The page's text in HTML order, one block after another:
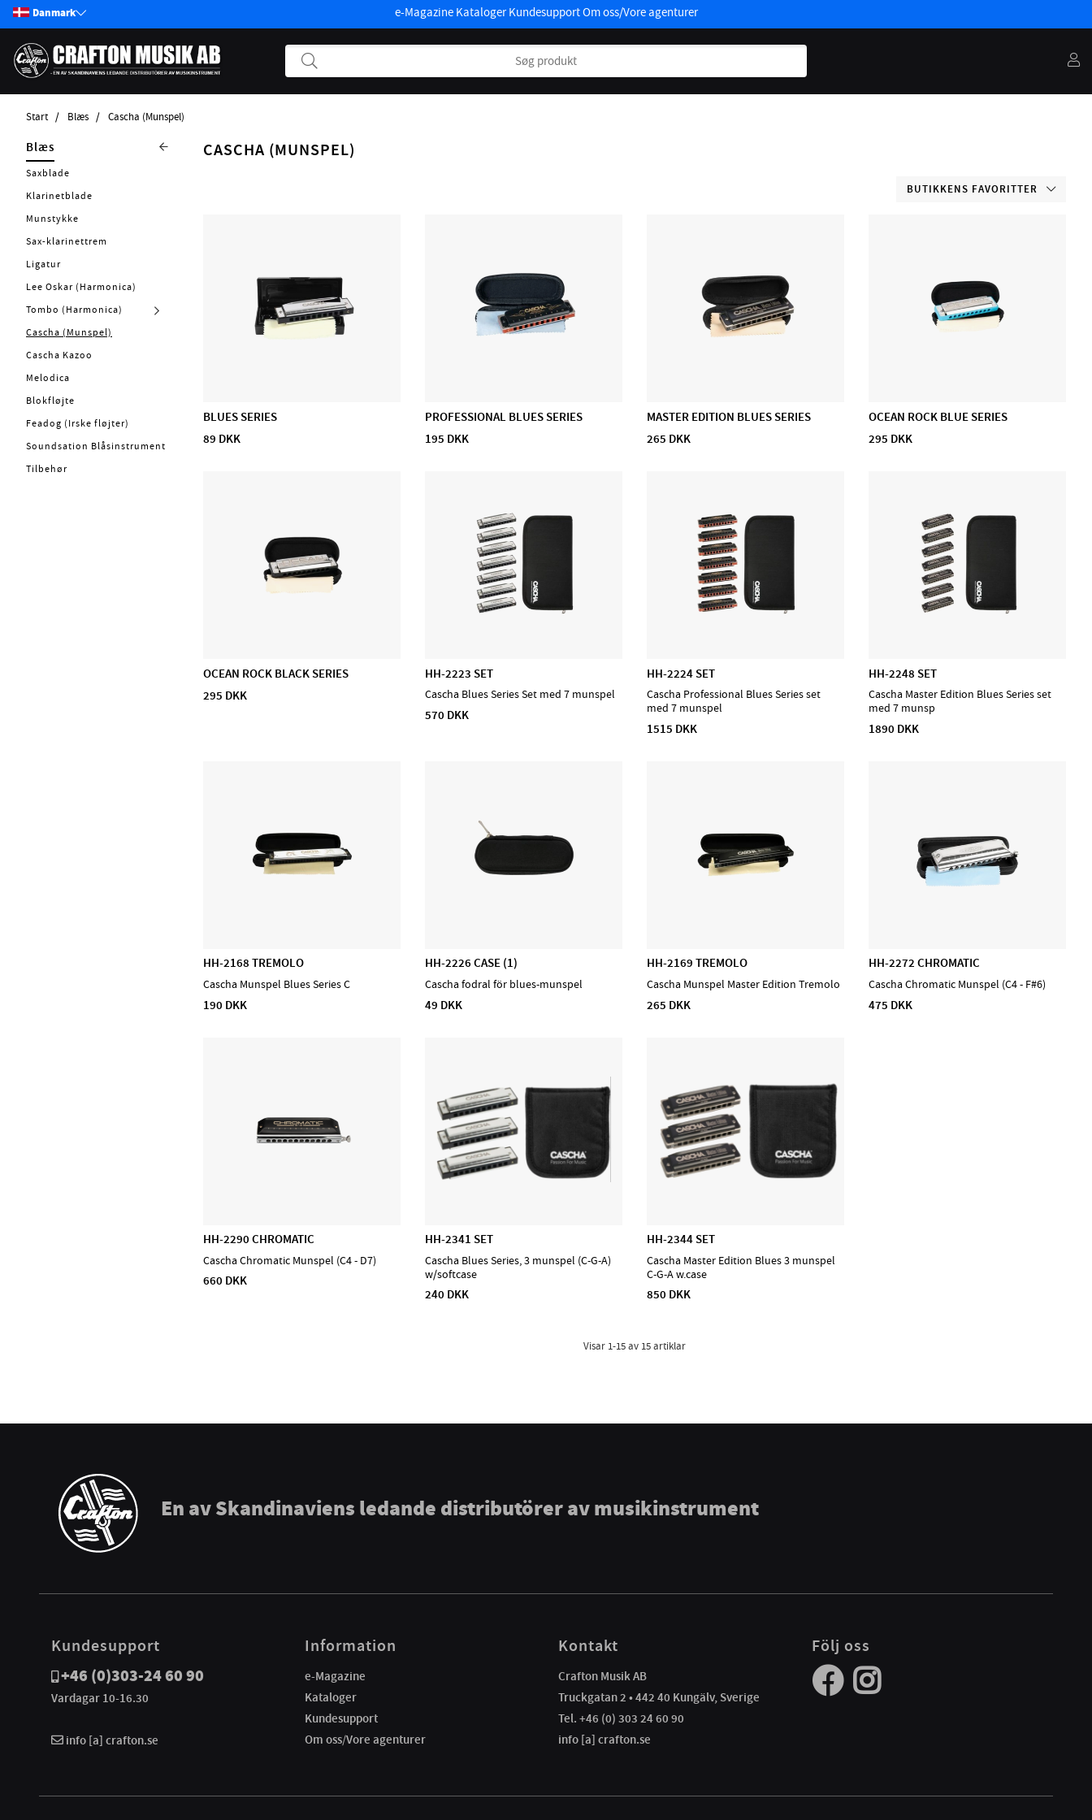
Danmark e-Magazine Kataloger KundesupportOm oss/Vore agenturer
Start Blæs Cascha (Munspel)
Produkter
Start / Nyheter
Guitar
Bass
Pickups
Effekter
Andre Strengerinstrumenter
Tilbehør Strengerinstrumenter
Strenge
Forstærker
Kabler
Trommer
Bækkener
Concert & Marching
Percussion
Blæs
Saxblade
Klarinetblade
Munstykke
Sax-klarinettrem
Ligatur
Lee Oskar (Harmonica)
Tombo (Harmonica)
Cascha (Munspel)
Cascha Kazoo
Melodica
Blokfløjte
Feadog (Irske fløjter)
Soundsation Blåsinstrument
Tilbehør
CASCHA (MUNSPEL)
BUTIKKENS FAVORITTER
BLUES SERIES
89 DKK
PROFESSIONAL BLUES SERIES
195 DKK
MASTER EDITION BLUES SERIES
265 DKK
OCEAN ROCK BLUE SERIES
295 DKK
OCEAN ROCK BLACK SERIES
295 DKK
HH-2223 SET
Cascha Blues Series Set med 7 munspel
570 DKK
HH-2224 SET
Cascha Professional Blues Series set
med 7 munspel
1515 DKK
HH-2248 SET
Cascha Master Edition Blues Series set
med 7 munsp
1890 DKK
HH-2168 TREMOLO
Cascha Munspel Blues Series C
190 DKK
HH-2226 CASE (1)
Cascha fodral för blues-munspel
49 DKK
HH-2169 TREMOLO
Cascha Munspel Master Edition Tremolo
265 DKK
HH-2272 CHROMATIC
Cascha Chromatic Munspel (C4 - F#6)
475 DKK
HH-2290 CHROMATIC
Cascha Chromatic Munspel (C4 - D7)
660 DKK
HH-2341 SET
Cascha Blues Series, 3 munspel (C-G-A)
w/softcase
240 DKK
HH-2344 SET
Cascha Master Edition Blues 3 munspel
C-G-A w.case
850 DKK
Visar 1-15av 15artiklar
En av Skandinaviens ledande distributörer av musikinstrument
Kundesupport
+46 (0)303-24 60 90
Vardagar 10-16.30
info [a] crafton.se
Information
e-Magazine
Kataloger
Kundesupport
Om oss/Vore agenturer
Kontakt
Crafton Musik AB
Truckgatan 2 • 442 40 Kungälv, Sverige
Tel. +46 (0) 303 24 60 90
info [a] crafton.se
Följ oss